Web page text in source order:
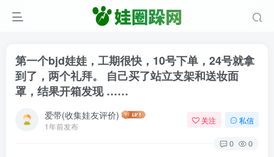
第一个bjd娃娃，工期很快，10号下单，24号就拿
到了，两个礼拜。 自己买了站立支架和送妆面
罩，结果开箱发现 ……
爱带(收集娃友评价)
1年前发布
关注 私信
0 0